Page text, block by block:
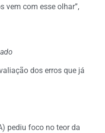
vem com esse olhar”,
dos erros que já
pediu foco no teor da